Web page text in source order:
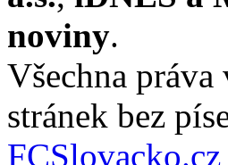
noviny.
Všechna
stránek bez
FCSlovacko.cz